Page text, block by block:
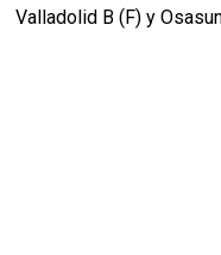
Valladolid B (F) y